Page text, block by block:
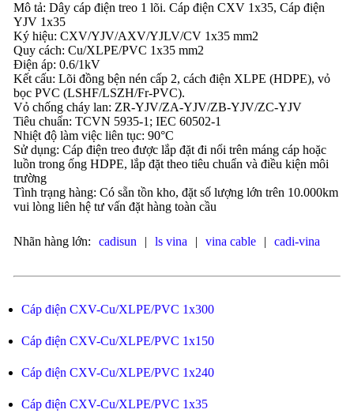
Mô tả: Dây cáp điện treo 1 lõi. Cáp điện CXV 1x35, Cáp điện
YJV 1x35
Ký hiệu: CXV/YJV/AXV/YJLV/CV 1x35 mm2
Quy cách: Cu/XLPE/PVC 1x35 mm2
Điện áp: 0.6/1kV
Kết cấu: Lõi đồng bện nén cấp 2, cách điện XLPE (HDPE), vỏ
bọc PVC (LSHF/LSZH/Fr-PVC).
Vỏ chống cháy lan: ZR-YJV/ZA-YJV/ZB-YJV/ZC-YJV
Tiêu chuẩn: TCVN 5935-1; IEC 60502-1
Nhiệt độ làm việc liên tục: 90°C
Sử dụng: Cáp điện treo được lắp đặt đi nổi trên máng cáp hoặc
luồn trong ống HDPE, lắp đặt theo tiêu chuẩn và điều kiện môi
trường
Tình trạng hàng: Có sẵn tồn kho, đặt số lượng lớn trên 10.000km
vui lòng liên hệ tư vấn đặt hàng toàn cầu
Nhãn hàng lớn: cadisun | ls vina | vina cable | cadi-vina
Cáp điện CXV-Cu/XLPE/PVC 1x300
Cáp điện CXV-Cu/XLPE/PVC 1x150
Cáp điện CXV-Cu/XLPE/PVC 1x240
Cáp điện CXV-Cu/XLPE/PVC 1x35